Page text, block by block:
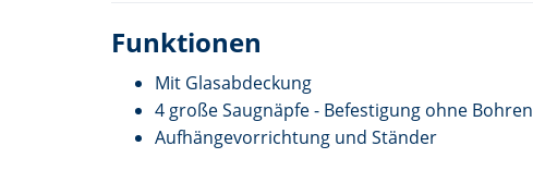
Funktionen
Mit Glasabdeckung
4 große Saugnäpfe - Befestigung ohne Bohren
Aufhängevorrichtung und Ständer